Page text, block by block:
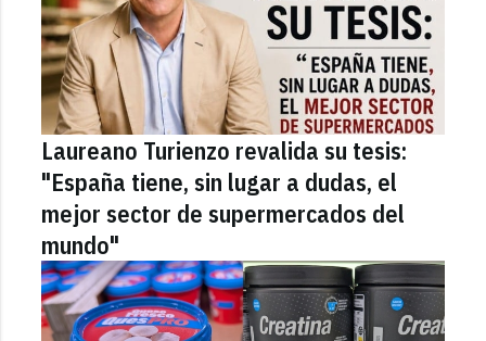
Laureano Turienzo revalida su tesis:
"España tiene, sin lugar a dudas, el
mejor sector de supermercados del
mundo"